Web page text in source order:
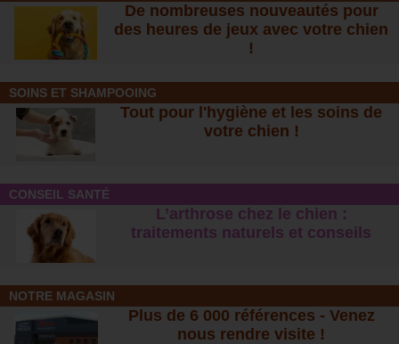
De nombreuses nouveautés pour
des heures de jeux avec votre chien
!
SOINS ET SHAMPOOING
Tout pour l'hygiène et les soins de
votre chien !
CONSEIL SANTÉ
L’arthrose chez le chien :
traitements naturels et conseils
NOTRE MAGASIN
Plus de 6 000 références - Venez
nous rendre visite !